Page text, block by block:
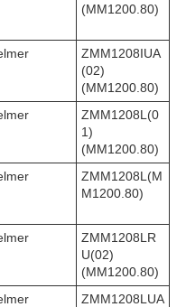
(MM1200.80)
ZMM1208IUA
(02)
(MM1200.80)
ZMM1208L(0
1)
(MM1200.80)
ZMM1208L(M
M1200.80)
ZMM1208LR
U(02)
(MM1200.80)
ZMM1208LUA